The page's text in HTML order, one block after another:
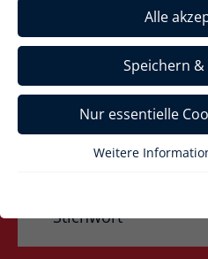
Wie können wir
Alle
Speichern
Nur essentielle
Weitere